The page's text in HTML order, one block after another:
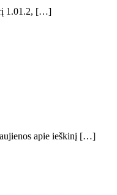
1.01.2, […]
apie ieškinį […]